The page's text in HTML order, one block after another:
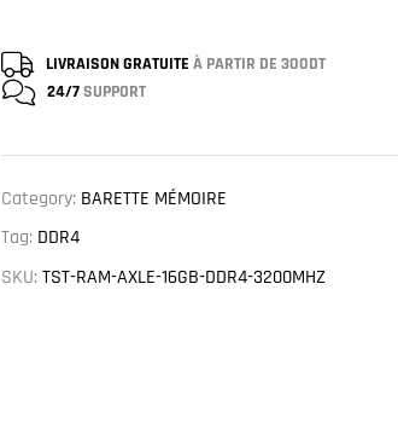
LIVRAISON GRATUITE À PARTIR DE 300DT
24/7SUPPORT
Category: BARETTE MÉMOIRE
Tag: DDR4
SKU: TST-RAM-AXLE-16GB-DDR4-3200MHZ